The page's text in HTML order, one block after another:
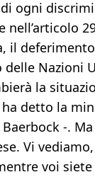
di ogni
nell’articolo
il
Nazioni
la
detto la
-.
Vi
voi